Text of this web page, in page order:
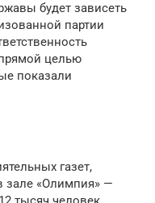
будет зависеть
партии
целью
показали
газет,
зале «Олимпия» —